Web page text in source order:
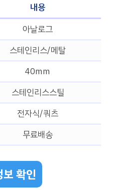
내용
아날로그
스테인리스/메탈
40mm
스테인리스스틸
전자식/쿼츠
무료배송
확인